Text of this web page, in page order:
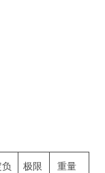
极限
重量